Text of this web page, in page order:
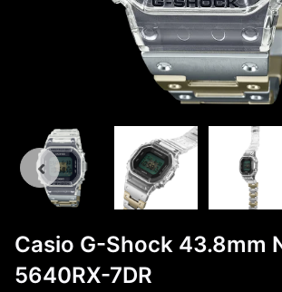
Casio G-Shock 43.8mm
5640RX-7DR